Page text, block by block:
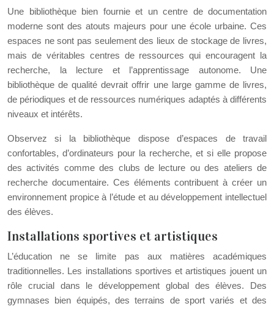
Une bibliothèque bien fournie et un centre de documentation
moderne sont des atouts majeurs pour une école urbaine. Ces
espaces ne sont pas seulement des lieux de stockage de livres,
mais de véritables centres de ressources qui encouragent la
recherche, la lecture et l’apprentissage autonome. Une
bibliothèque de qualité devrait offrir une large gamme de livres,
de périodiques et de ressources numériques adaptés à différents
niveaux et intérêts.
Observez si la bibliothèque dispose d’espaces de travail
confortables, d’ordinateurs pour la recherche, et si elle propose
des activités comme des clubs de lecture ou des ateliers de
recherche documentaire. Ces éléments contribuent à créer un
environnement propice à l’étude et au développement intellectuel
des élèves.
Installations sportives et artistiques
L’éducation ne se limite pas aux matières académiques
traditionnelles. Les installations sportives et artistiques jouent un
rôle crucial dans le développement global des élèves. Des
gymnases bien équipés, des terrains de sport variés et des